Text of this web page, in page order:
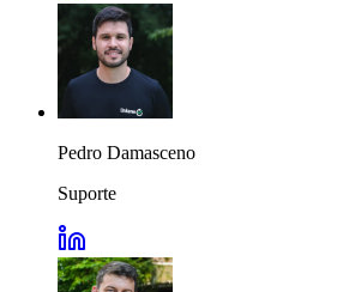
Pedro Damasceno
Suporte